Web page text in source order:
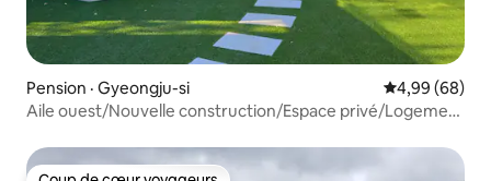
Pension · Gyeongju-si Note
4,99 (68)
Aile ouest/Nouvelle construction/Espace privé/Logement
Hwangnidan/Musée national de Gyeongju à 5 minutes en
voiture/Commentaires positifs/